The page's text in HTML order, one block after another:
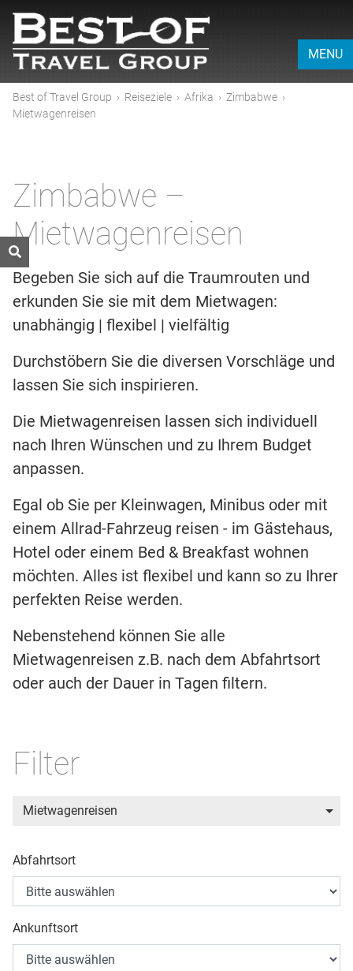
MENU
Best of Travel Group › Reiseziele › Afrika › Zimbabwe ›
Mietwagenreisen
Zimbabwe –
Mietwagenreisen
Begeben Sie sich auf die Traumrouten und
erkunden Sie sie mit dem Mietwagen:
unabhängig | flexibel | vielfältig
Durchstöbern Sie die diversen Vorschläge und
lassen Sie sich inspirieren.
Die Mietwagenreisen lassen sich individuell
nach Ihren Wünschen und zu Ihrem Budget
anpassen.
Egal ob Sie per Kleinwagen, Minibus oder mit
einem Allrad-Fahrzeug reisen - im Gästehaus,
Hotel oder einem Bed & Breakfast wohnen
möchten. Alles ist flexibel und kann so zu Ihrer
perfekten Reise werden.
Nebenstehend können Sie alle
Mietwagenreisen z.B. nach dem Abfahrtsort
oder auch der Dauer in Tagen filtern.
Filter
Mietwagenreisen
Abfahrtsort
Ankunftsort